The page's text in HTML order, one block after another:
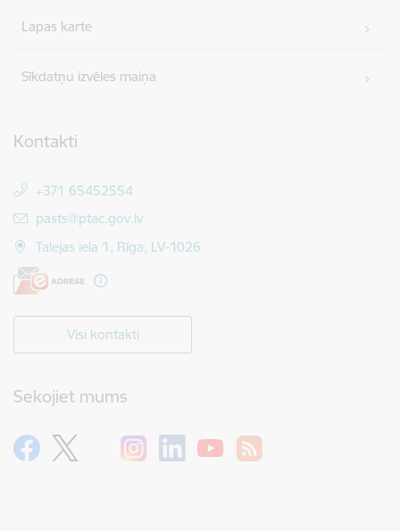
Lapas karte
Sīkdatņu izvēles maiņa
Kontakti
+371 65452554
E-pasts:
pasts@ptac.gov.lv
Talejas iela 1, Rīga, LV-1026
Visi kontakti
Sekojiet mums